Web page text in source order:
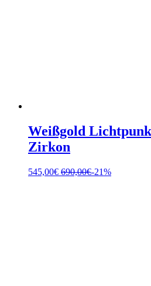
Weißgold
Zirkon
545,00€ 690,00€-21%